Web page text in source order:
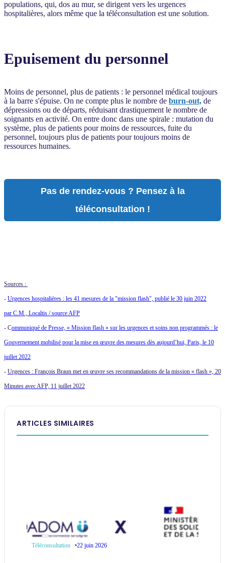
populations, qui, dos au mur, se dirigent vers les urgences
hospitalières, alors même que la téléconsultation est une solution.
Epuisement du personnel
Moins de personnel, plus de patients : le personnel médical toujours
à la barre s'épuise. On ne compte plus le nombre de burn-out, de
dépressions ou de départs, réduisant drastiquement le nombre de
soignants en activité. On entre donc dans une spirale : mutation du
système, plus de patients pour moins de ressources, fuite du
personnel, toujours plus de patients pour toujours moins de
ressources humaines.
Pas de rendez-vous ? Pensez à la
téléconsultation !
Sources :
- Urgences hospitalières : les 41 mesures de la "mission flash", publié le 30 juin 2022
par C.M., Localtis / source AFP
- Communiqué de Presse, « Mission flash » sur les urgences et soins non programmés : le
Gouvernement mobilisé pour la mise en œuvre des mesures dès aujourd’hui, Paris, le 10
juillet 2022
- Urgences : François Braun met en œuvre ses recommandations de la mission « flash », 20
Minutes avec AFP, 11 juillet 2022
ARTICLES SIMILAIRES
Téléconsultation •22 juin 2026